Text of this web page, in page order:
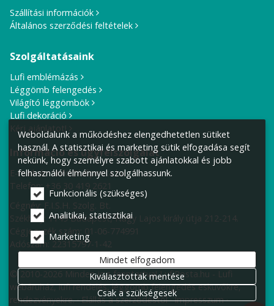
Szállítási információk
Általános szerződési feltételek
Szolgáltatásaink
Lufi emblémázás
Léggömb felengedés
Világító léggömbök
Lufi dekoráció
Kérj ajánlatot!
Információ és ügyfélszolgálat
E-mail cím:info@lufiposta.hu
Telefon:+36 30 419 2621
Cégnév: F.I.S.H. Szolg. Bt.
Székhely: 1149 Budapest, Nagy Lajos király útja 212-214.
Cégjegyzék szám: 01-06-774991
Adószám: 22315797-1-42
© 2010-2026 Minden jog fenntartva! LufiPosta.hu - Lufi
webáruház, lufi rendelés, léggömb felengedés esküvőkre,
rendezvényekre. Elállás a szerződéstől Impresszum
Weboldalunk a működéshez elengedhetetlen sütiket
használ. A statisztikai és marketing sütik elfogadása segít
nekünk, hogy személyre szabott ajánlatokkal és jobb
felhasználói élménnyel szolgálhassunk.
Funkcionális (szükséges)
Analitikai, statisztikai
Marketing
Mindet elfogadom
Kiválasztottak mentése
Csak a szükségesek